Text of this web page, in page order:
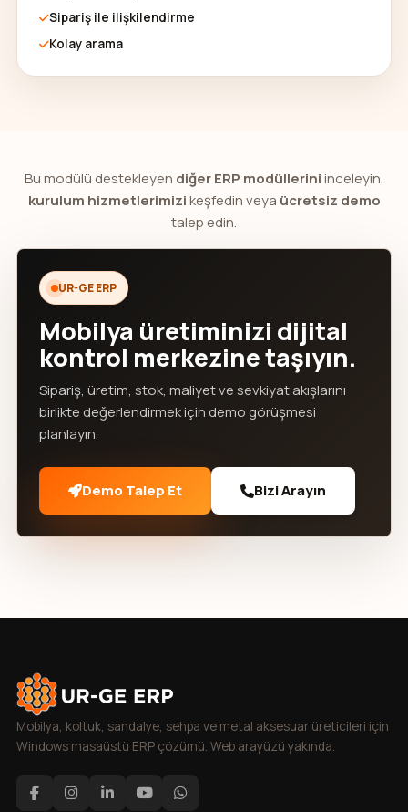
Sipariş ile ilişkilendirme
Kolay arama
Bu modülü destekleyen diğer ERP modülleriniinceleyin,
kurulum hizmetlerimizikeşfedin veya ücretsiz demo
talep edin.
UR-GE ERP
Mobilya üretiminizi dijital
kontrol merkezine taşıyın.
Sipariş, üretim, stok, maliyet ve sevkiyat akışlarını
birlikte değerlendirmek için demo görüşmesi
planlayın.
Demo Talep Et Bizi Arayın
Mobilya, koltuk, sandalye, sehpa ve metal aksesuar üreticileri için
Windows masaüstü ERP çözümü. Web arayüzü yakında.